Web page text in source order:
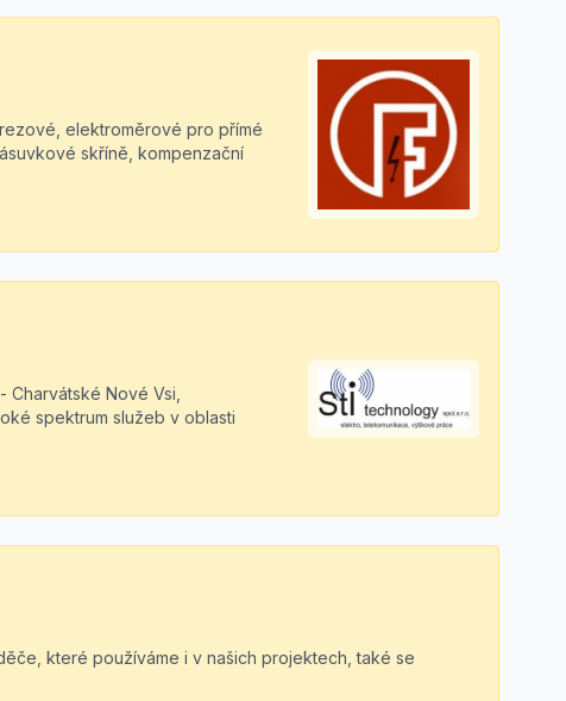
elektroměrové pro přímé
skříně, kompenzační
Nové Vsi,
spektrum služeb v oblasti
které používáme i v našich projektech, také se